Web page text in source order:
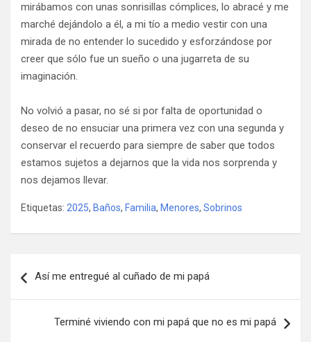
mirábamos con unas sonrisillas cómplices, lo abracé y me
marché dejándolo a él, a mi tío a medio vestir con una
mirada de no entender lo sucedido y esforzándose por
creer que sólo fue un sueño o una jugarreta de su
imaginación.
No volvió a pasar, no sé si por falta de oportunidad o
deseo de no ensuciar una primera vez con una segunda y
conservar el recuerdo para siempre de saber que todos
estamos sujetos a dejarnos que la vida nos sorprenda y
nos dejamos llevar.
Etiquetas: 2025, Baños, Familia, Menores, Sobrinos
de
Así me entregué al cuñado de mi papá
Terminé viviendo con mi papá que no es mi papá